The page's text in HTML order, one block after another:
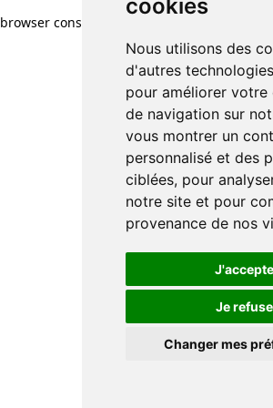
cookies
Nous utilisons des
d'autres
pour améliorer votre
de navigation sur
vous montrer un
personnalisé et des
ciblées, pour
notre site et pour
provenance de nos
J'accepte
Je refuse
Changer mes
browser console for more information)